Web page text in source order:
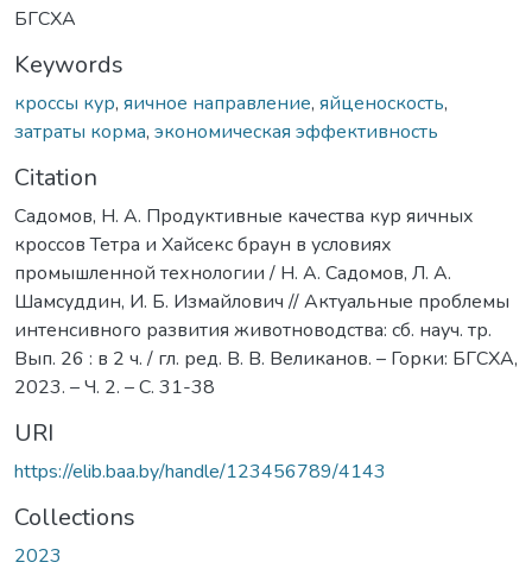
БГСХА
Keywords
кроссы кур, яичное направление, яйценоскость,
затраты корма, экономическая эффективность
Citation
Садомов, Н. А. Продуктивные качества кур яичных
кроссов Тетра и Хайсекс браун в условиях
промышленной технологии / Н. А. Садомов, Л. А.
Шамсуддин, И. Б. Измайлович // Актуальные проблемы
интенсивного развития животноводства: сб. науч. тр.
Вып. 26 : в 2 ч. / гл. ред. В. В. Великанов. – Горки: БГСХА,
2023. – Ч. 2. – С. 31-38
URI
https://elib.baa.by/handle/123456789/4143
Collections
2023